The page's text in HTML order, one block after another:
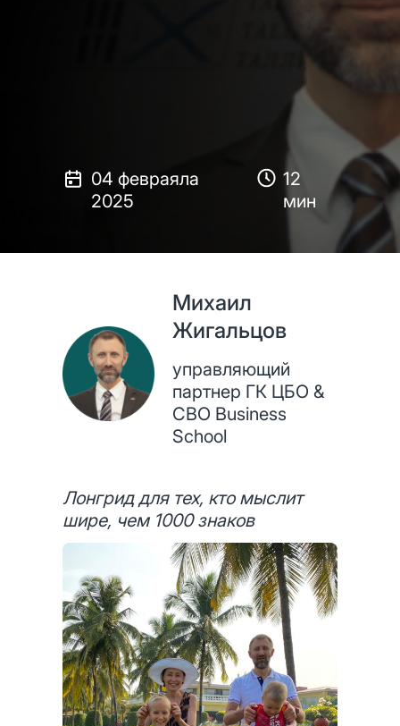
04 февраяла
2025
12
мин
Михаил
Жигальцов
управляющий
партнер ГК ЦБО &
CBO Business
School
Лонгрид для тех, кто мыслит
шире, чем 1000 знаков